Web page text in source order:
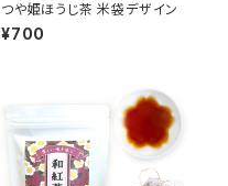
つや姫ほうじ茶 米袋デザイン
¥700